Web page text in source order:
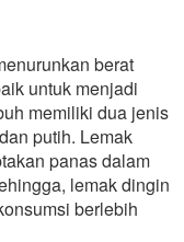
berat
untuk menjadi
memiliki dua jenis
putih. Lemak
panas dalam
lemak dingin
berlebih